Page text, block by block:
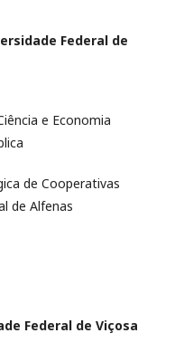
Federal de
e Economia
de Cooperativas
de Alfenas
Federal de Viçosa